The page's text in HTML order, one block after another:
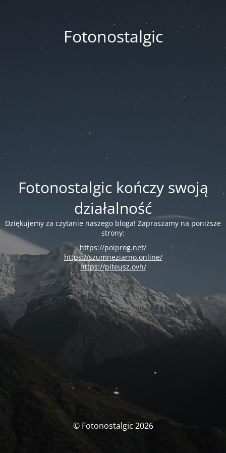
Fotonostalgic
Fotonostalgic kończy swoją
działalność
Dziękujemy za czytanie naszego bloga! Zapraszamy na poniższe
strony:
https://polprog.net/
https://szumneziarno.online/
https://piteusz.ovh/
© Fotonostalgic 2026